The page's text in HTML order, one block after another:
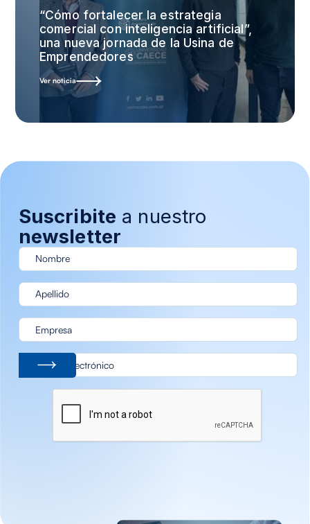
“Cómo fortalecer la estrategia
comercial con inteligencia artificial”,
una nueva jornada de la Usina de
Emprendedores
Ver noticia
Suscribite a nuestro
newsletter